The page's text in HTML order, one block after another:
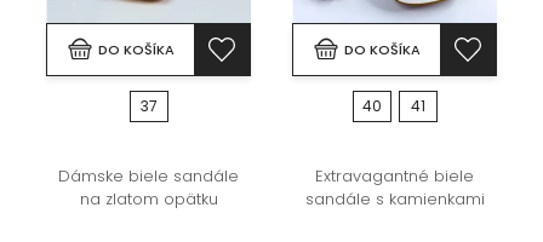
DO KOŠÍKA
37
Dámske biele sandále
na zlatom opätku
DO KOŠÍKA
40 41
Extravagantné biele
sandále s kamienkami